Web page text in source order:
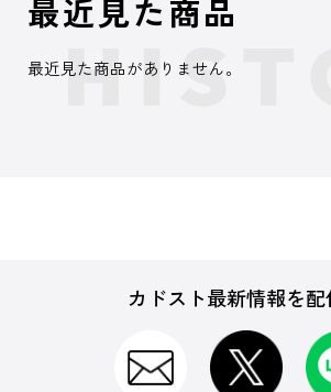
最近見た商品
最近見た商品がありません。
カドスト最新情報を配